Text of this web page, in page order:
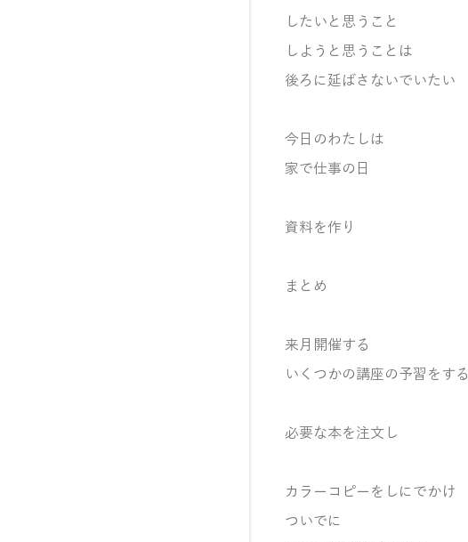
したいと思うこと
しようと思うことは
後ろに延ばさないでいたい
今日のわたしは
家で仕事の日
資料を作り
まとめ
来月開催する
いくつかの講座の予習をする
必要な本を注文し
カラーコピーをしにでかけ
ついでに